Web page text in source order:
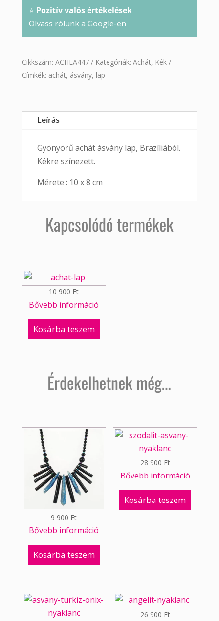
⭐ Pozitív valós értékelések
Olvass rólunk a Google-en
Cikkszám: ACHLA447 Kategóriák: Achát, Kék
Címkék: achát, ásvány, lap
Leírás
Gyönyörű achát ásvány lap, Brazíliából.
Kékre színezett.
Mérete : 10 x 8 cm
Kapcsolódó termékek
10 900 Ft
Bővebb információ
Kosárba teszem
Érdekelhetnek még…
9 900 Ft
Bővebb információ
Kosárba teszem
28 900 Ft
Bővebb információ
Kosárba teszem
26 900 Ft